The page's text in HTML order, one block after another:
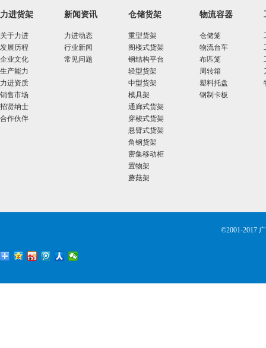
力进货架
关于力进
发展历程
企业文化
生产能力
力进资质
销售市场
招贤纳士
合作伙伴
新闻资讯
力进动态
行业新闻
常见问题
仓储货架
重型货架
阁楼式货架
钢结构平台
轻型货架
中型货架
模具架
通廊式货架
穿梭式货架
悬臂式货架
角钢货架
密集移动柜
置物架
蘑菇架
物流容器
仓储笼
物流台车
布匹笼
周转箱
塑料托盘
钢制卡板
©2001-2017